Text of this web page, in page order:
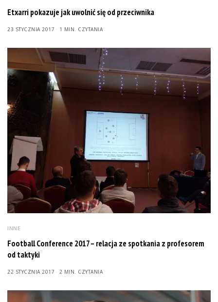
Etxarri pokazuje jak uwolnić się od przeciwnika
23 STYCZNIA 2017 1 MIN. CZYTANIA
INNE
Football Conference 2017 – relacja ze spotkania z profesorem
od taktyki
22 STYCZNIA 2017 2 MIN. CZYTANIA